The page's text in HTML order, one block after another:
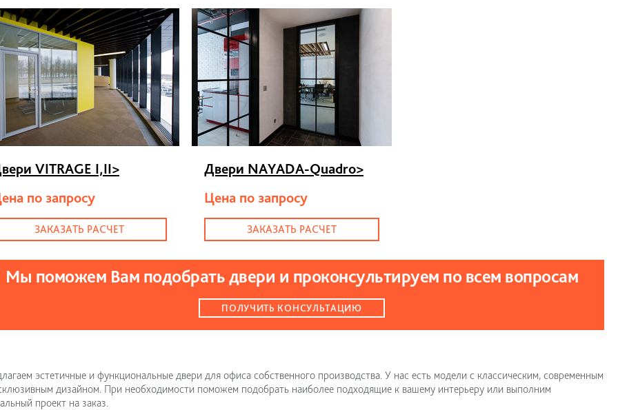
VITRAGE I,II>
по запросу
ЗАКАЗАТЬ РАСЧЕТ
Двери NAYADA-Quadro>
Цена по запросу
ЗАКАЗАТЬ РАСЧЕТ
Мы поможем Вам подобрать двери и проконсультируем по всем вопросам
ПОЛУЧИТЬ КОНСУЛЬТАЦИЮ
эстетичные и функциональные двери для офиса собственного производства. У нас есть модели с классическим, современным
дизайном. При необходимости поможем подобрать наиболее подходящие к вашему интерьеру или выполним
проект на заказ.